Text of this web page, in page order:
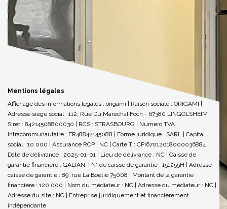
Mentions légales
Affichage des informations légales : origami | Raison sociale : ORIGAMI |
Adresse siège social : 112, Rue Du Maréchal Foch - 67380 LINGOLSHEIM |
Siret : 84214508800030 | RCS : STRASBOURG | Numero TVA
Intracommunautaire : FR48842145088 | Forme juridique : SARL | Capital
social : 10 000 | Assurance RCP : NC | Carte T : CPI67012018000036884 |
Date de délivrance : 2025-01-01 | Lieu de délivrance : NC | Caisse de
garantie financière : GALIAN. | N° de caisse de garantie : 151255H | Adresse
caisse de garantie : 89, rue La Boétie 75008 | Montant de la garantie
financière : 120 000 | Nom du médiateur : NC | Adresse du médiateur : NC |
Adresse du site : NC | Entreprise juridiquement et financièrement
indépendante